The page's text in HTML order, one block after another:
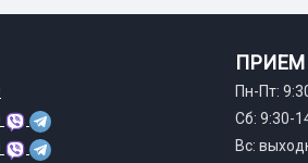
ПРИЕМ
Пн-Пт:
Сб: 9:30-
Вс: